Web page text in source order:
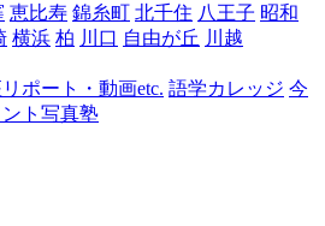
恵比寿 錦糸町 北千住 八王子 昭和
横浜 柏 川口 自由が丘 川越
ポート・動画etc. 語学カレッジ 今
ト写真塾